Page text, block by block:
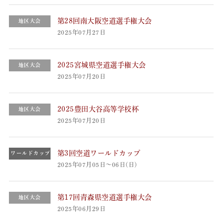
地区大会 第28回南大阪空道選手権大会
2025年07月27日
地区大会 2025宮城県空道選手権大会
2025年07月20日
地区大会 2025豊田大谷高等学校杯
2025年07月20日
ワールドカップ 第3回空道ワールドカップ
2025年07月05日～06日(日)
地区大会 第17回青森県空道選手権大会
2025年06月29日